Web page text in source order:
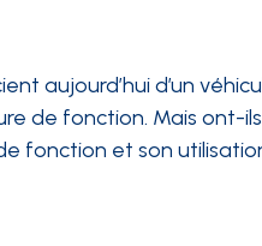
aujourd’hui d’un
de fonction. Mais
fonction et son